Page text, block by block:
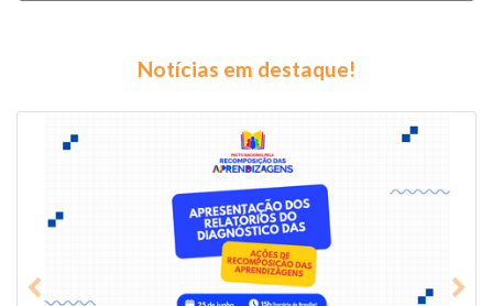
Notícias em destaque!
Previous